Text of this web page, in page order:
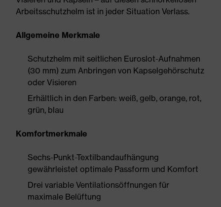
Arbeitsschutzhelm ist in jeder Situation Verlass.
Allgemeine Merkmale
Schutzhelm mit seitlichen Euroslot-Aufnahmen
(30 mm) zum Anbringen von Kapselgehörschutz
oder Visieren
Erhältlich in den Farben: weiß, gelb, orange, rot,
grün, blau
Komfortmerkmale
Sechs-Punkt-Textilbandaufhängung
gewährleistet optimale Passform und Komfort
Drei variable Ventilationsöffnungen für
maximale Belüftung